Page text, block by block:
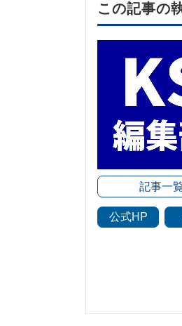
この記事の
記事一
公式HP